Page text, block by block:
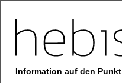
Information auf den Punkt